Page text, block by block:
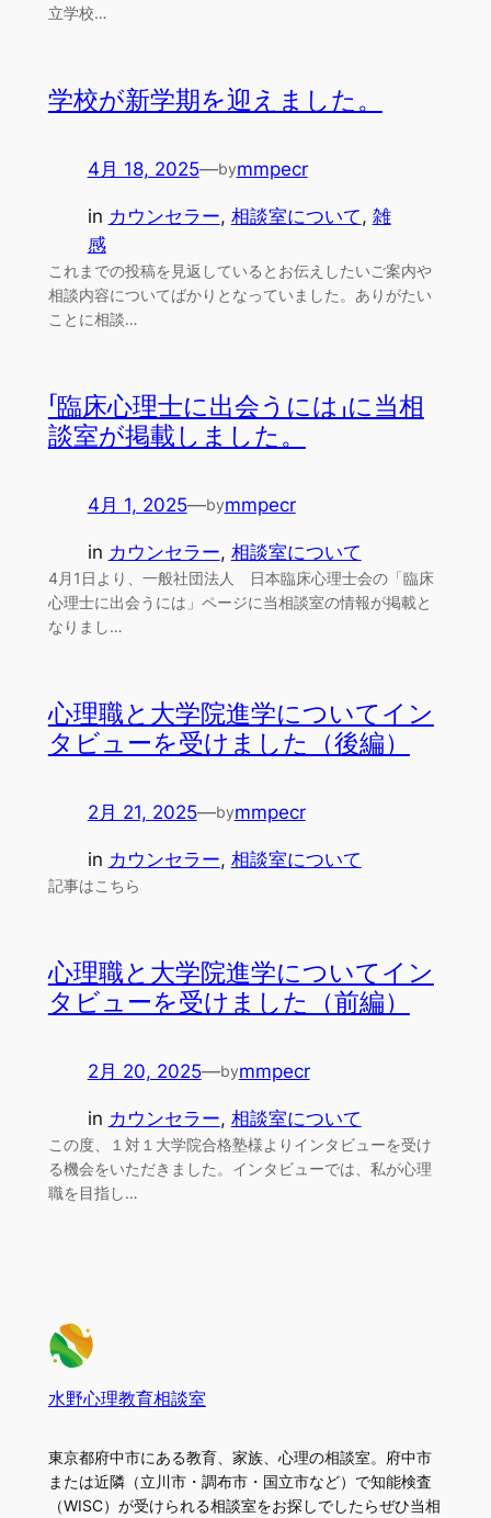
立学校…
学校が新学期を迎えました。
4月 18, 2025—bymmpecr
in カウンセラー, 相談室について, 雑
感
これまでの投稿を見返しているとお伝えしたいご案内や
相談内容についてばかりとなっていました。ありがたい
ことに相談…
「臨床心理士に出会うには」に当相
談室が掲載しました。
4月 1, 2025—bymmpecr
in カウンセラー, 相談室について
4月1日より、一般社団法人 日本臨床心理士会の「臨床
心理士に出会うには」ページに当相談室の情報が掲載と
なりまし…
心理職と大学院進学についてイン
タビューを受けました（後編）
2月 21, 2025—bymmpecr
in カウンセラー, 相談室について
記事はこちら
心理職と大学院進学についてイン
タビューを受けました（前編）
2月 20, 2025—bymmpecr
in カウンセラー, 相談室について
この度、１対１大学院合格塾様よりインタビューを受け
る機会をいただきました。インタビューでは、私が心理
職を目指し…
水野心理教育相談室
東京都府中市にある教育、家族、心理の相談室。府中市
または近隣（立川市・調布市・国立市など）で知能検査
（WISC）が受けられる相談室をお探しでしたらぜひ当相